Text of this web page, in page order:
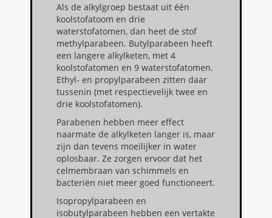
Als de alkylgroep bestaat uit één
koolstofatoom en drie
waterstofatomen, dan heet de stof
methylparabeen. Butylparabeen heeft
een langere alkylketen, met 4
koolstofatomen en 9 waterstofatomen.
Ethyl- en propylparabeen zitten daar
tussenin (met respectievelijk twee en
drie koolstofatomen).
Parabenen hebben meer effect
naarmate de alkylketen langer is, maar
zijn dan tevens moeilijker in water
oplosbaar. Ze zorgen ervoor dat het
celmembraan van schimmels en
bacteriën niet meer goed functioneert.
Isopropylparabeen en
isobutylparabeen hebben een vertakte